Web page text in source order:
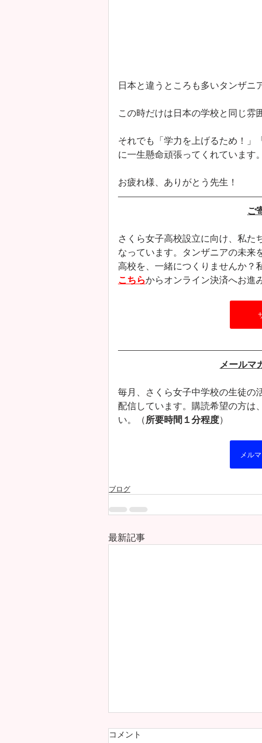
日本と違うところも多いタンザニ
この時だけは日本の学校と同じ雰
それでも「学力を上げるため！」
に一生懸命頑張ってくれています。
お疲れ様、ありがとう先生！
ご
さくら女子高校設立に向け、私た
なっています。タンザニアの未来
高校を、一緒につくりませんか？
こちらからオンライン決済へお進
メールマ
毎月、さくら女子中学校の生徒の
配信しています。購読希望の方は、
い。（所要時間１分程度）
メル
ブログ
最新記事
コメント